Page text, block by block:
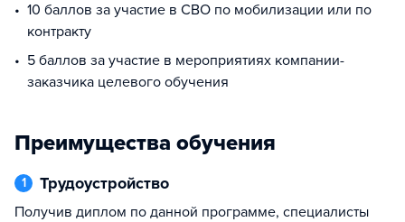
10 баллов за участие в СВО по мобилизации или по
контракту
5 баллов за участие в мероприятиях компании-
заказчика целевого обучения
Преимущества обучения
1 Трудоустройство
Получив диплом по данной программе, специалисты